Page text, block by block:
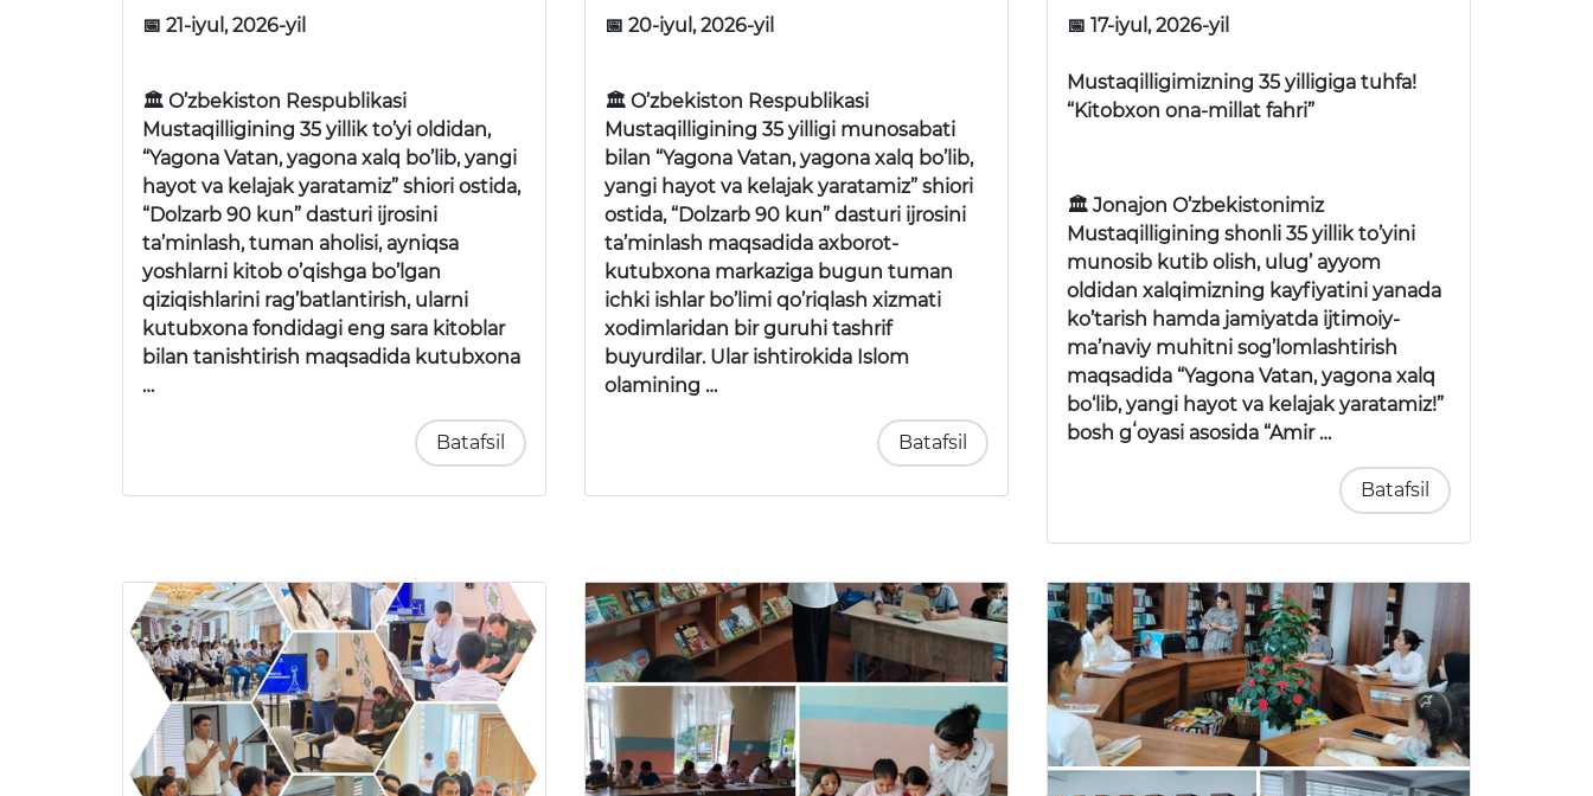
📅 21-iyul, 2026-yil
🏛 O’zbekiston Respublikasi
Mustaqilligining 35 yillik to’yi oldidan,
“Yagona Vatan, yagona xalq bo’lib, yangi
hayot va kelajak yaratamiz” shiori ostida,
“Dolzarb 90 kun” dasturi ijrosini
ta’minlash, tuman aholisi, ayniqsa
yoshlarni kitob o’qishga bo’lgan
qiziqishlarini rag’batlantirish, ularni
kutubxona fondidagi eng sara kitoblar
bilan tanishtirish maqsadida kutubxona
…
Batafsil
📅 20-iyul, 2026-yil
🏛 O’zbekiston Respublikasi
Mustaqilligining 35 yilligi munosabati
bilan “Yagona Vatan, yagona xalq bo’lib,
yangi hayot va kelajak yaratamiz” shiori
ostida, “Dolzarb 90 kun” dasturi ijrosini
ta’minlash maqsadida axborot-
kutubxona markaziga bugun tuman
ichki ishlar bo’limi qo’riqlash xizmati
xodimlaridan bir guruhi tashrif
buyurdilar. Ular ishtirokida Islom
olamining …
Batafsil
📅 17-iyul, 2026-yil
Mustaqilligimizning 35 yilligiga tuhfa!
“Kitobxon ona-millat fahri”
🏛 Jonajon O’zbekistonimiz
Mustaqilligining shonli 35 yillik to’yini
munosib kutib olish, ulug’ ayyom
oldidan xalqimizning kayfiyatini yanada
ko’tarish hamda jamiyatda ijtimoiy-
ma’naviy muhitni sog’lomlashtirish
maqsadida “Yagona Vatan, yagona xalq
bo‘lib, yangi hayot va kelajak yaratamiz!”
bosh gʻoyasi asosida “Amir …
Batafsil